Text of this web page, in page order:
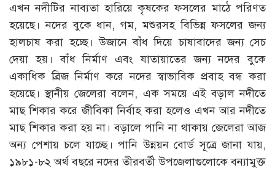
এখন নদীটির নাব্যতা হারিয়ে কৃষকের ফসলের মাঠে পরিণত
হয়েছে। নদের বুকে ধান, গম, মশুরসহ বিভিন্ন ফসলের জন্য
হালচাষ করা হচ্ছে। উজানে বাঁধ দিয়ে চাষাবাদের জন্য সেচ
দেয়া হয়। বাঁধ নির্মাণ এবং যাতায়াতের জন্য নদের বুকে
একাধিক ব্রিজ নির্মাণ করে নদের স্বাভাবিক প্রবাহ বন্ধ করা
হয়েছে। স্থানীয় জেলেরা বলেন, এক সময়ে এই বড়াল নদীতে
মাছ শিকার করে জীবিকা নির্বাহ করা হলেও এখন আর নদীতে
মাছ শিকার করা হয় না। বড়ালে পানি না থাকায় জেলেরা আজ
অন্য পেশায় চলে যাচ্ছে। পানি উন্নয়ন বোর্ড সূত্রে জানা যায়,
১৯৮১-৮২ অর্থ বছরে নদের তীরবর্তী উপজেলাগুলোকে বন্যামুক্ত